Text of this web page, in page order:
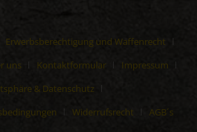
Erwerbsberechtigung und Waffenrecht
uns Kontaktformular
Impressum
& Datenschutz
Widerrufsrecht AGB´s